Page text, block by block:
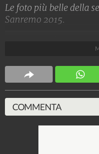
Le foto più belle della
Sanremo 2015.
9.455
COMMENTA